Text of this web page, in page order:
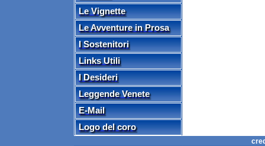
Le Vignette
Le Avventure in Prosa
I Sostenitori
Links Utili
I Desideri
Leggende Venete
E-Mail
Logo del coro